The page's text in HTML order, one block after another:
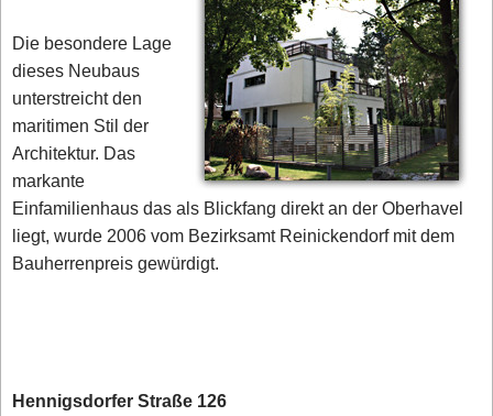
Die besondere Lage
dieses Neubaus
unterstreicht den
maritimen Stil der
Architektur. Das
markante
Einfamilienhaus das als Blickfang direkt an der Oberhavel
liegt, wurde 2006 vom Bezirksamt Reinickendorf mit dem
Bauherrenpreis gewürdigt.
Hennigsdorfer Straße 126